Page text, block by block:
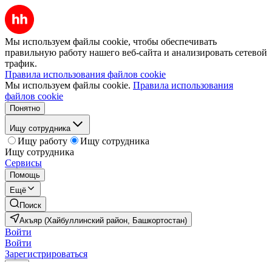
Мы используем файлы cookie, чтобы обеспечивать
правильную работу нашего веб-сайта и анализировать сетевой
трафик.
Правила использования файлов cookie
Мы используем файлы cookie. Правила использования
файлов cookie
Понятно
Ищу сотрудника
Ищу работу
Ищу сотрудника
Ищу сотрудника
Сервисы
Помощь
Ещё
Поиск
Акъяр (Хайбуллинский район, Башкортостан)
Войти
Войти
Зарегистрироваться